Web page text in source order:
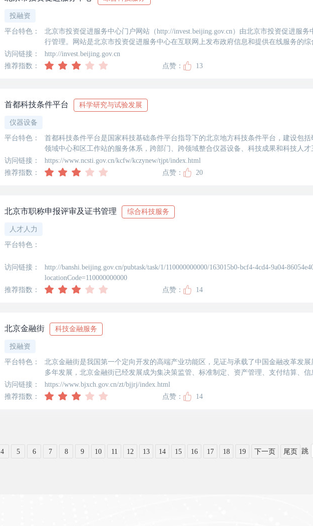
投融资
平台特色：
北京市投资促进服务中心门户网站（http://invest.beijing.gov.cn）由北京市投资促进服务
行管理。网站是北京市投资促进服务中心在互联网上发布政府信息和提供在线服务的综
促进系统为国内外投资者服务的重要窗口。网站开设投资促进动态、
访问链接：
http://invest.beijing.gov.cn
推荐指数：
点赞： 13
首都科技条件平台 科学研究与试验发展
仪器设备
平台特色：
首都科技条件平台是国家科技基础条件平台指导下的北京地方科技条件平台，建设包括
领域中心和区工作站的服务体系，跨部门、跨领域整合仪器设备、科技成果和科技人才
测试检测、联合研发及技术转移等服务。
访问链接：
https://www.ncsti.gov.cn/kcfw/kczynew/tjpt/index.html
推荐指数：
点赞： 20
北京市职称申报评审及证书管理 综合科技服务
人才人力
平台特色：
访问链接：
http://banshi.beijing.gov.cn/pubtask/task/1/110000000000/163015b0-bcf4-4cd4-9a04-
locationCode=110000000000
推荐指数：
点赞： 14
北京金融街 科技金融服务
投融资
平台特色：
北京金融街是我国第一个定向开发的高端产业功能区，见证与承载了中国金融改革发展
多年发展，北京金融街已经发展成为集决策监管、标准制定、资产管理、支付结算、信
能为一体的国家金融管理中心。经党中央、国务院批准的《北京城市总体规
访问链接：
https://www.bjxch.gov.cn/zt/bjjrj/index.html
推荐指数：
点赞： 14
4 5 6 7 8 9 10 11 12 13 14 15 16 17 18 19 下一页 尾页 跳